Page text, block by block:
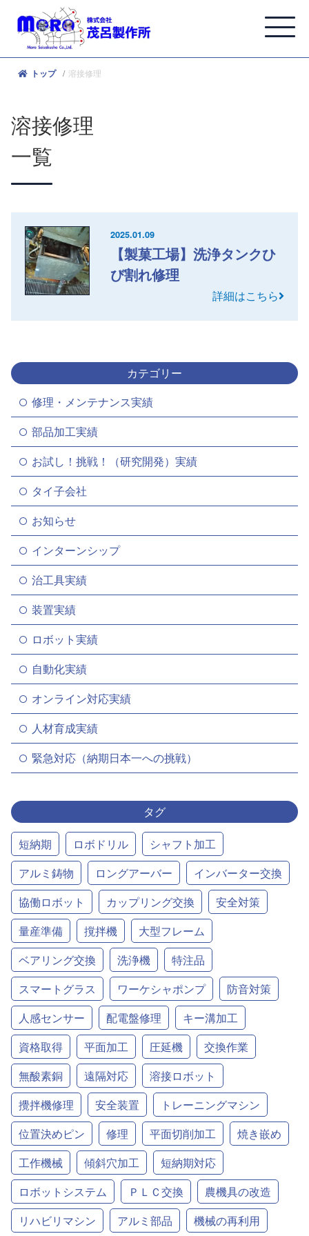
トップ 溶接修理
溶接修理
一覧
2025.01.09
【製菓工場】洗浄タンクひ
び割れ修理
詳細はこちら
カテゴリー
修理・メンテナンス実績
部品加工実績
お試し！挑戦！（研究開発）実績
タイ子会社
お知らせ
インターンシップ
治工具実績
装置実績
ロボット実績
自動化実績
オンライン対応実績
人材育成実績
緊急対応（納期日本一への挑戦）
タグ
短納期 ロボドリル
シャフト加工
アルミ鋳物
ロングアーバー
インバーター交換
協働ロボット
カップリング交換
安全対策
量産準備
撹拌機
大型フレーム
ベアリング交換
洗浄機
特注品
スマートグラス
ワーケシャポンプ
防音対策
人感センサー
配電盤修理
キー溝加工
資格取得
平面加工 圧延機
交換作業
無酸素銅
遠隔対応
溶接ロボット
攪拌機修理
安全装置
トレーニングマシン
位置決めピン
修理 平面切削加工
焼き嵌め
工作機械
傾斜穴加工
短納期対応
ロボットシステム
ＰＬＣ交換
農機具の改造
リハビリマシン
アルミ部品 機械の再利用